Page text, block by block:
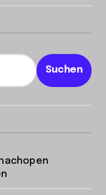
Suchen